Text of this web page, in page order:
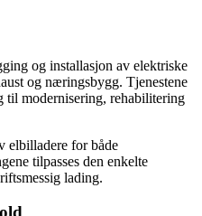
og installasjon av elektriske
og næringsbygg. Tjenestene
til modernisering, rehabilitering
elbilladere for både
tilpasses den enkelte
lading.